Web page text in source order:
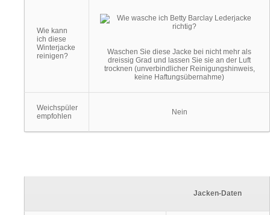
Wie kann
ich diese
Winterjacke
reinigen?
Waschen Sie diese Jacke bei nicht mehr als
dreissig Grad und lassen Sie sie an der Luft
trocknen (unverbindlicher Reinigungshinweis,
keine Haftungsübernahme)
Weichspüler
empfohlen
Nein
Jacken-Daten